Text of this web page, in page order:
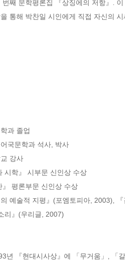
번째 문학평론집 『상징에의 저항』.
통해 박찬일 시인에게 직접 자신의
과 졸업
국문학과 석사, 박사
강사
시학』 시부문 신인상 수상
』 평론부문 신인상 수상
예술적 지평』(포엠토피아, 2003),
리』(우리글, 2007)
년 『현대시사상』에 「무거움」, 「